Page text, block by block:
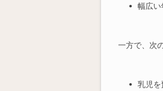
幅広い
一方で、次
乳児を